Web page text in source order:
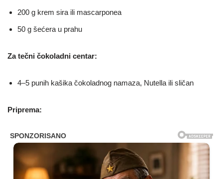
200 g krem sira ili mascarponea
50 g šećera u prahu
Za tečni čokoladni centar:
4–5 punih kašika čokoladnog namaza, Nutella ili sličan
Priprema: